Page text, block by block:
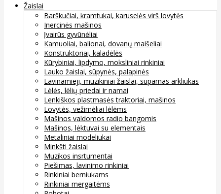
Žaislai
Barškučiai, kramtukai, karuselės virš lovytės
Inercinės mašinos
Įvairūs gyvūnėliai
Kamuoliai, balionai, dovanų maišeliai
Konstruktoriai, kaladėlės
Kūrybiniai, lipdymo, moksliniai rinkiniai
Lauko žaislai, sūpynės, palapinės
Lavinamieji, muzikiniai žaislai, supamas arkliukas
Lėlės, lėlių priedai ir namai
Lenkiškos plastmasės traktoriai, mašinos
Lovytės, vežimėliai lėlėms
Mašinos valdomos radio bangomis
Mašinos, lėktuvai su elementais
Metaliniai modeliukai
Minkšti žaislai
Muzikos insrtumentai
Piešimas, lavinimo rinkiniai
Rinkiniai berniukams
Rinkiniai mergaitėms